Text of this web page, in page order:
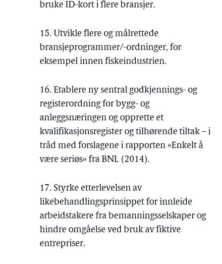
bruke ID-kort i flere bransjer.
15. Utvikle flere og målrettede
bransjeprogrammer/-ordninger, for
eksempel innen fiskeindustrien.
16. Etablere ny sentral godkjennings- og
registerordning for bygg- og
anleggsnæringen og opprette et
kvalifikasjonsregister og tilhørende tiltak – i
tråd med forslagene i rapporten «Enkelt å
være seriøs» fra BNL (2014).
17. Styrke etterlevelsen av
likebehandlingsprinsippet for innleide
arbeidstakere fra bemanningsselskaper og
hindre omgåelse ved bruk av fiktive
entrepriser.